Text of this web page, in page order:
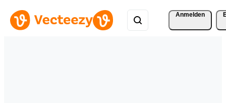
Anmelden